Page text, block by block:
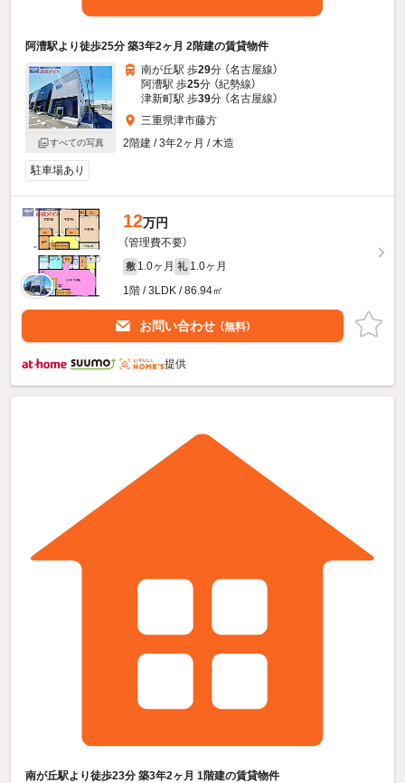
阿漕駅より徒歩25分 築3年2ヶ月 2階建の賃貸物件
すべての写真
南が丘駅 歩29分 （名古屋線）
阿漕駅 歩25分 （紀勢線）
津新町駅 歩39分 （名古屋線）
三重県津市藤方
2階建 / 3年2ヶ月 / 木造
駐車場あり
12万円
（管理費不要）
敷 1.0ヶ月 礼 1.0ヶ月
1階 / 3LDK / 86.94㎡
お問い合わせ （無料）
提供
南が丘駅より徒歩23分 築3年2ヶ月 1階建の賃貸物件